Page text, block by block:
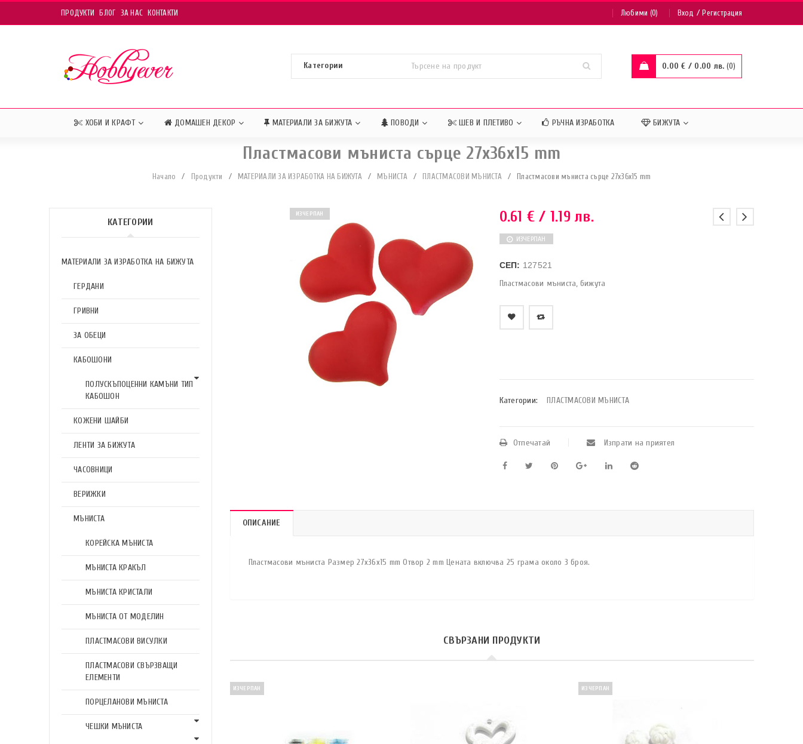
ПРОДУКТИ БЛОГ ЗА НАС КОНТАКТИ Любими (0) Вход /Регистрация
0.00€ / 0.00 лв. 0
ХОБИ И КРАФТ ДОМАШЕН ДЕКОР МАТЕРИАЛИ ЗА БИЖУТА ПОВОДИ ШЕВ И ПЛЕТИВО РЪЧНА ИЗРАБОТКА БИЖУТА
Пластмасови мъниста сърце 27х36х15 mm
Начало / Продукти / МАТЕРИАЛИ ЗА ИЗРАБОТКА НА БИЖУТА / МЪНИСТА / ПЛАСТМАСОВИ МЪНИСТА / Пластмасови мъниста сърце 27х36х15 mm
КАТЕГОРИИ
МАТЕРИАЛИ ЗА ИЗРАБОТКА НА БИЖУТА
ГЕРДАНИ
ГРИВНИ
ЗА ОБЕЦИ
КАБОШОНИ
ПОЛУСКЪПОЦЕННИ КАМЪНИ ТИП
КАБОШОН
КОЖЕНИ ШАЙБИ
ЛЕНТИ ЗА БИЖУТА
ЧАСОВНИЦИ
ВЕРИЖКИ
МЪНИСТА
КОРЕЙСКА МЪНИСТА
МЪНИСТА КРАКЪЛ
МЪНИСТА КРИСТАЛИ
МЪНИСТА ОТ МОДЕЛИН
ПЛАСТМАСОВИ ВИСУЛКИ
ПЛАСТМАСОВИ СВЪРЗВАЩИ
ЕЛЕМЕНТИ
ПОРЦЕЛАНОВИ МЪНИСТА
ЧЕШКИ МЪНИСТА
ИЗЧЕРПАН 0.61 € / 1.19 лв.
ИЗЧЕРПАН
СЕП: 127521
Пластмасови мъниста, бижута
Категории: ПЛАСТМАСОВИ МЪНИСТА
Отпечатай Изпрати на приятел
ОПИСАНИЕ
Пластмасови мъниста Размер 27х36х15 mm Отвор 2 mm Цената включва 25 грама около 3 броя.
СВЪРЗАНИ ПРОДУКТИ
ИЗЧЕРПАН ИЗЧЕРПАН